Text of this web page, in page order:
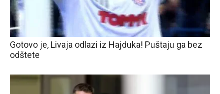
Gotovo je, Livaja odlazi iz Hajduka! Puštaju ga bez
odštete